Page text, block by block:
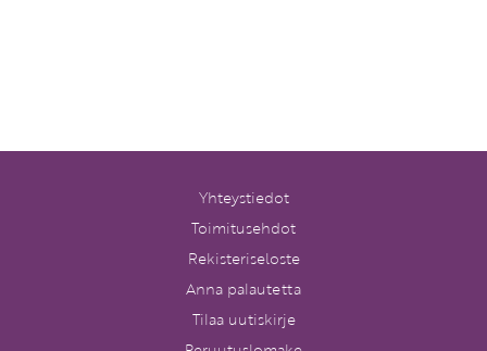
Yhteystiedot
Toimitusehdot
Rekisteriseloste
Anna palautetta
Tilaa uutiskirje